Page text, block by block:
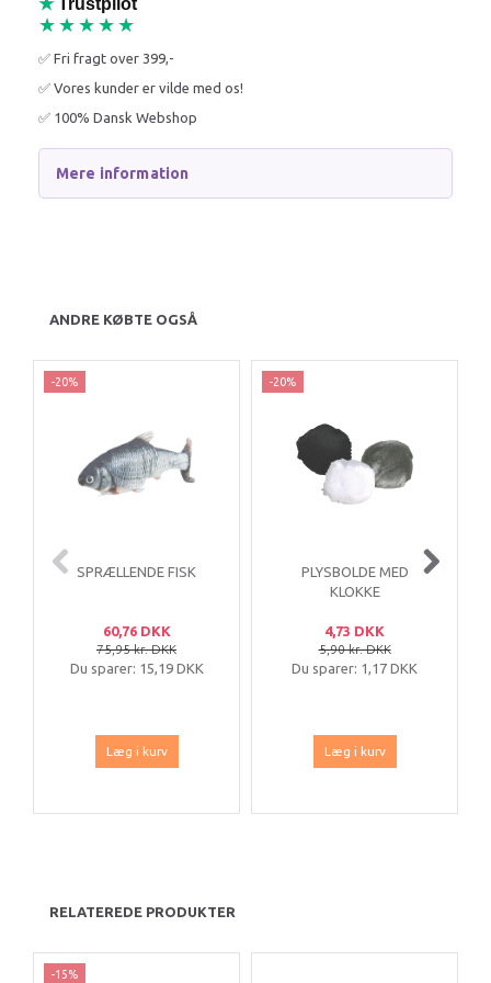
★ Trustpilot
★★★★★
✅ Fri fragt over 399,-
✅ Vores kunder er vilde med os!
✅ 100% Dansk Webshop
Mere information
ANDRE KØBTE OGSÅ
-20%
SPRÆLLENDE FISK
60,76 DKK
75,95 kr. DKK
Du sparer: 15,19 DKK
Læg i kurv
-20%
PLYSBOLDE MED
KLOKKE
4,73 DKK
5,90 kr. DKK
Du sparer: 1,17 DKK
Læg i kurv
RELATEREDE PRODUKTER
-15%